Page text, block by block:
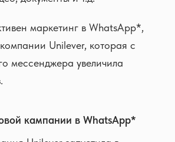
маркетинг в WhatsApp*,
Unilever, которая с
мессенджера увеличила
кампании в WhatsApp*